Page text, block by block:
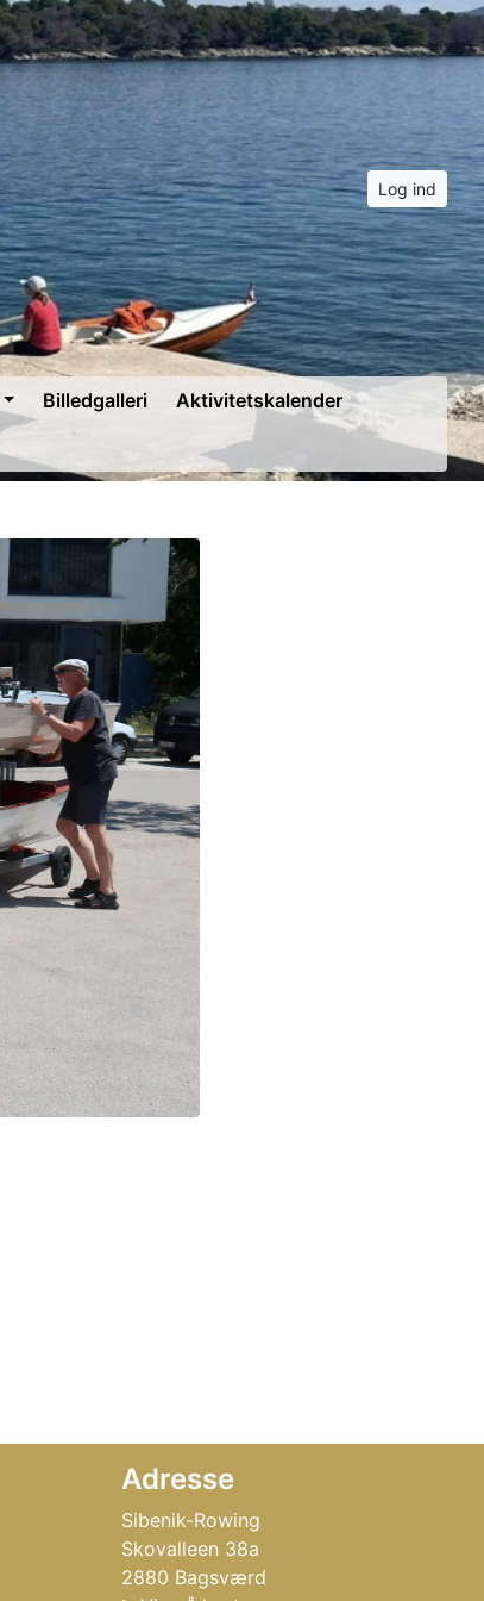
Log ind
Billedgalleri
Aktivitetskalender
Adresse
Sibenik-Rowing
Skovalleen 38a
2880 Bagsværd